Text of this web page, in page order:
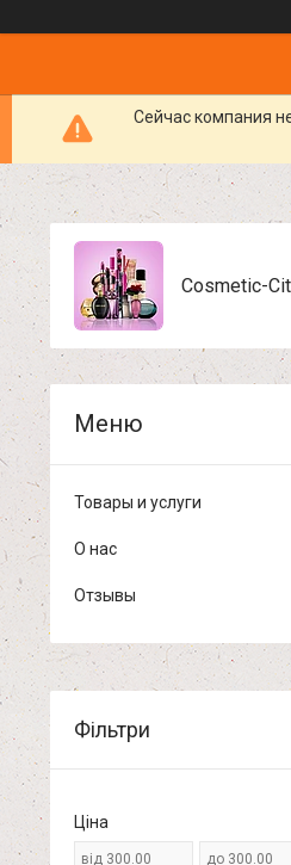
Сейчас компания
Cosmetic-
Товары и услуги
О нас
Отзывы
Фільтри
Ціна